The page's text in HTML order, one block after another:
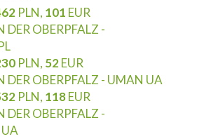
PLN, 101 EUR
DER OBERPFALZ -
PLN, 52EUR
DER OBERPFALZ - UMAN UA
PLN, 118EUR
DER OBERPFALZ -